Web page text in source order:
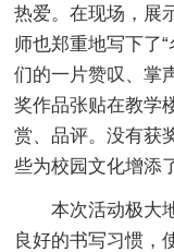
热爱。在现场，展
师也郑重地写下了
们的一片赞叹、掌
奖作品张贴在教学
赏、品评。没有获
些为校园文化增添
本次活动极大地
良好的书写习惯，